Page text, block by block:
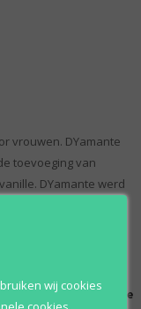
vrouwen. DYamante
toevoeging van
DYamante werd
100% originele
wij cookies